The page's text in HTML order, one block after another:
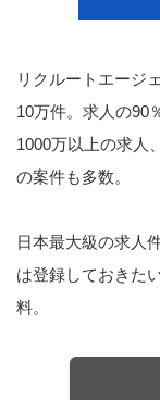
リクルートエージ
10万件。求人の90
1000万以上の求人
の案件も多数。
日本最大級の求人
は登録しておきた
料。